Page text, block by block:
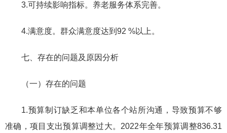
3.可持续影响指标。养老服务体系完善。
4.满意度。群众满意度达到92 %以上。
七、存在的问题及原因分析
（一）存在的问题
1.预算制订缺乏和本单位各个站所沟通，导致预算不够
准确，项目支出预算调整过大。2022年全年预算调整836.31